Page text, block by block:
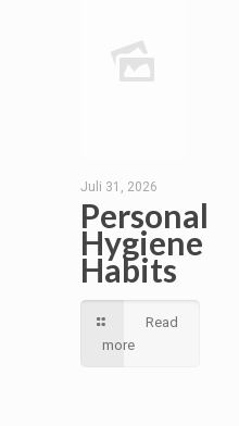
Juli 31, 2026
Personal
Hygiene
Habits
Read
more